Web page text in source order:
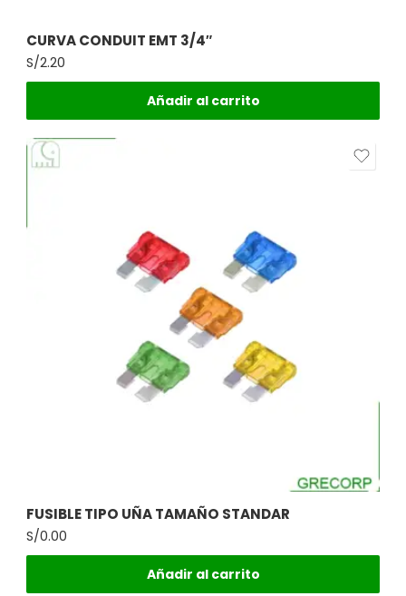
CURVA CONDUIT EMT 3/4″
S/2.20
Añadir al carrito
FUSIBLE TIPO UÑA TAMAÑO STANDAR
S/0.00
Añadir al carrito